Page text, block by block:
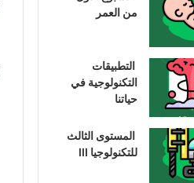
من العمر
التطبيقات
التكنولوجية في
حياتنا
المستوى الثالث
للتكنولوجيا III